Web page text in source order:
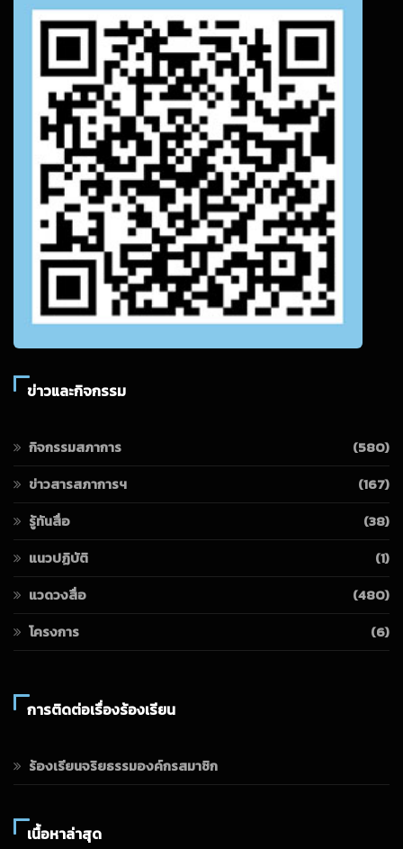
ข่าวและกิจกรรม
กิจกรรมสภาการ
(580)
ข่าวสารสภาการฯ
(167)
รู้ทันสื่อ
(38)
แนวปฏิบัติ
(1)
แวดวงสื่อ
(480)
โครงการ
(6)
การติดต่อเรื่องร้องเรียน
ร้องเรียนจริยธรรมองค์กรสมาชิก
เนื้อหาล่าสุด